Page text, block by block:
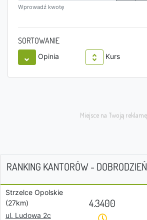
Wprowadź kwotę
SORTOWANIE
Opinia Kurs
RANKING KANTORÓW - DOBRODZIEŃ
Strzelce Opolskie
(27km)
ul. Ludowa 2c
4.3400